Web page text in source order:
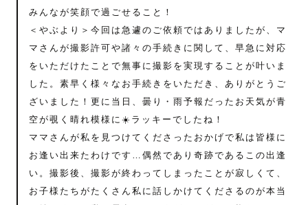
みんなが笑顔で過ごせること！
＜やぶより＞今回は急遽のご依頼ではありましたが、マ
マさんが撮影許可や諸々の手続きに関して、早急に対応
をいただけたことで無事に撮影を実現することが叶いま
した。素早く様々なお手続きをいただき、ありがとうご
ざいました！更に当日、曇り・雨予報だったお天気が青
空が覗く晴れ模様に☀️ラッキーでしたね！
ママさんが私を見つけてくださったおかげで私は皆様に
お逢い出来たわけです…偶然であり奇跡であるこの出逢
い。撮影後、撮影が終わってしまったことが寂しくて、
お子様たちがたくさん私に話しかけてくださるのが本当